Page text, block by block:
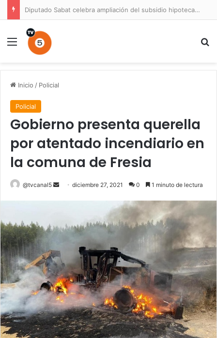
Diputado Sabat celebra ampliación del subsidio hipotecario con viviendas de hasta 6.000 UF
Menú
Inicio / Policial
Policial
Gobierno presenta querella
por atentado incendiario en
la comuna de Fresia
@tvcanal5
Senddiciembre 27, 2021 0 1 minuto de lectura